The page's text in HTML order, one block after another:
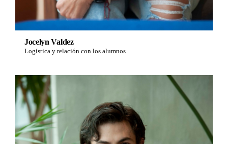
Jocelyn Valdez
Logística y relación con los alumnos